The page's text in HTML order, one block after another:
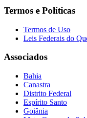
Termos e Políticas
Termos de Uso
Leis Federais do
Associados
Bahia
Canastra
Distrito Federal
Espírito Santo
Goiânia